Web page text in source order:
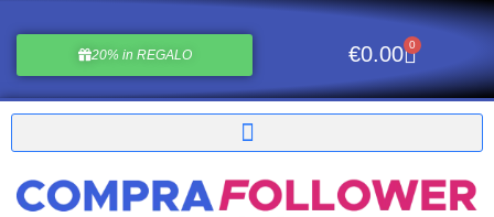
20% in REGALO €0.00 0